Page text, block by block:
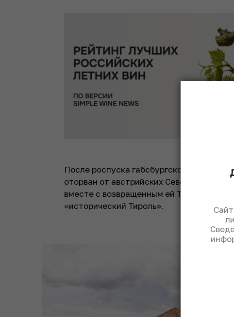
После роспуска габсбургской Австро-
оторван от австрийских Северного и
вместе с возвращенным ей Тренто. Обе
«исторический Тироль».